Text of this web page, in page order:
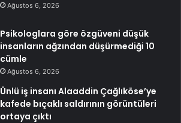
Ağustos 6, 2026
Psikologlara göre özgüveni düşük
insanların ağzından düşürmediği 10
cümle
Ağustos 6, 2026
Ünlü iş insanı Alaaddin Çağlıköse’ye
kafede bıçaklı saldırının görüntüleri
ortaya çıktı